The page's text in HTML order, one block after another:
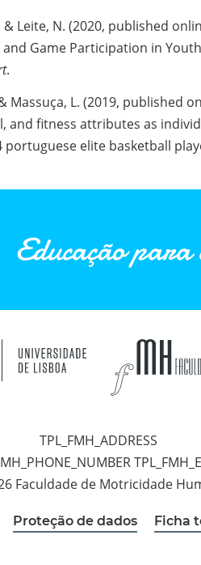
& Leite, N. (2020, published
Game Participation in Youth
.
Massuça, L. (2019, published
and fitness attributes as
elite basketball
Educação para
TPL_FMH_ADDRESS
Faculdade de Motricidade
Proteção de dados Ficha